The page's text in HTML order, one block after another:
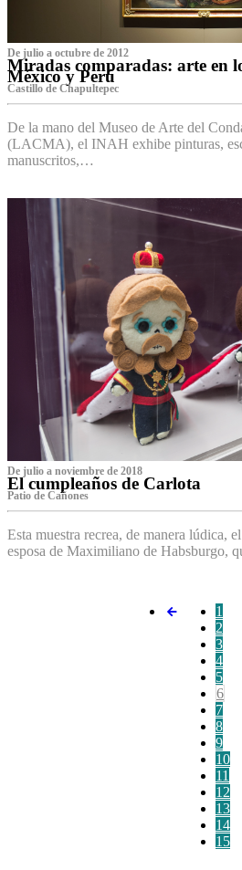
De julio a octubre de 2012
Miradas comparadas: arte en
México y Perú
Castillo de Chapultepec
De la mano del Museo de Arte del
(LACMA), el INAH exhibe pinturas,
manuscritos,…
De julio a noviembre de 2018
El cumpleaños de Carlota
Patio de Cañones
Esta muestra recrea, de manera lúdica,
esposa de Maximiliano de Habsburgo,
1
2
3
4
5
6
7
8
9
10
11
12
13
14
15